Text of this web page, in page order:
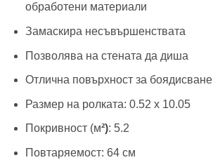
обработени материали
Замаскира несъвършенствата
Позволява на стената да диша
Отлична повърхност за боядисване
Размер на ролката: 0.52 х 10.05
Покривност (м²): 5.2
Повтаряемост: 64 см